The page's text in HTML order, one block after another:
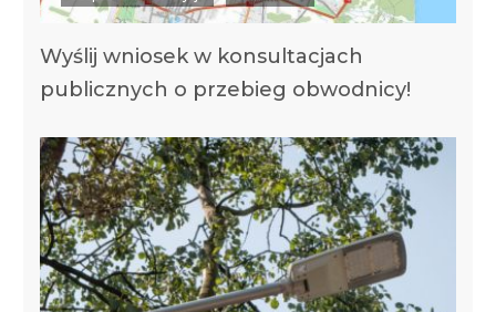
Wyślij wniosek w konsultacjach
publicznych o przebieg obwodnicy!